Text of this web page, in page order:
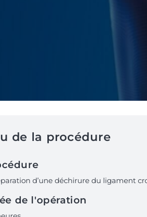
de la procédure
d’une déchirure du ligament
de l'opération